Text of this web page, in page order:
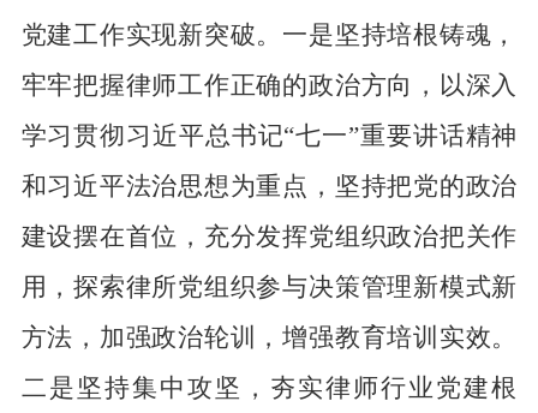
党建工作实现新突破。 一是坚持培根铸魂，
牢牢把握律师工作正确的政治方向，以深入
学习贯彻习近平总书记“七一”重要讲话精神
和习近平法治思想为重点，坚持把党的政治
建设摆在首位，充分发挥党组织政治把关作
用，探索律所党组织参与决策管理新模式新
方法，加强政治轮训，增强教育培训实效。
二是 坚持集中攻坚，夯实律师行业党建根